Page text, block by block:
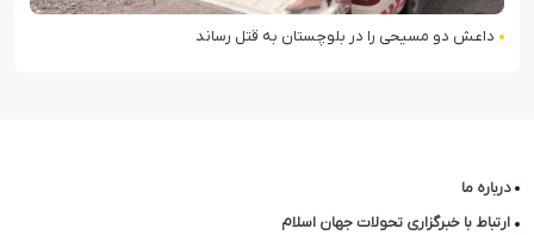
داعش دو مسیحی را در بلوچستان به قتل رساند
درباره ما
ارتباط با خبرگزاری تحولات جهان اسلام